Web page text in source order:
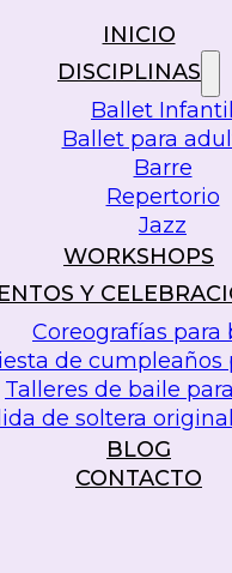
INICIO
DISCIPLINAS
Ballet Infantil
Ballet para
Barre
Repertorio
Jazz
WORKSHOPS
Y
Coreografías para
de cumpleaños
Talleres de baile
de soltera
BLOG
CONTACTO